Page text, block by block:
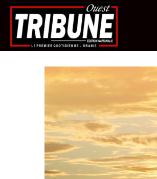
Infos en Direct: Lutte contre les drogues :